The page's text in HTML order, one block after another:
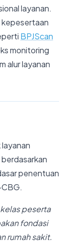
layanan.
kepesertaan
BPJScan
monitoring
alur layanan
penentuan
peserta
fondasi
rumah sakit.